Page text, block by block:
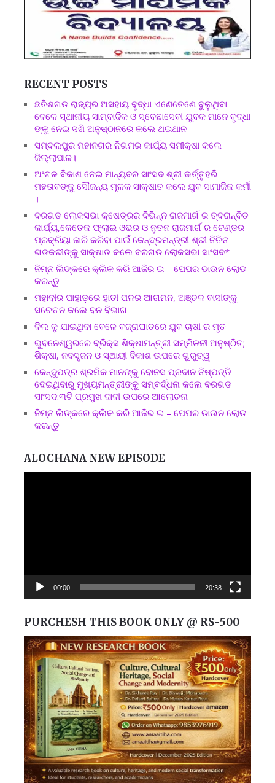
RECENT POSTS
ଛତିଶଗଡ ରାଜ୍ୟର ଅସହାୟ ବୃଦ୍ଧା ଏଣେତେଣେ ବୁଲୁଥିବା
ବେଳେ ସ୍ଥାନୀୟ ସାମ୍ବାଦିକ ଓ ସ୍ବେଛାସେବୀ ଯୁବକ ମାନେ ବୃଦ୍ଧା
ଙ୍କୁ ନେଇ ସଖି ଅନୁଷ୍ଠାନରେ କଲେ ଥଇଥାନ
ସମ୍ବଲପୁର ମହାନଗର ନିଗମର କାର୍ଯ୍ୟ ସମୀକ୍ଷା କଲେ
ଜିଲ୍ଲାପାଳ।
ଅଂଚଳ ବିକାଶ ନେଇ ମାନ୍ୟବର ସାଂସଦ ଶ୍ରୀ ଭର୍ତ୍ତୃହରି
ମହତାବଙ୍କୁ ସୌଜନ୍ୟ ମୂଳକ ସାକ୍ଷାତ କଲେ ଯୁବ ସାମାଜିକ କର୍ମୀ
।
ବରଗଡ ଲୋକସଭା କ୍ଷେତ୍ରର ବିଭିନ୍ନ ରାଜମାର୍ଗ ର ତ୍ବରାନ୍ବିତ
କାର୍ଯ୍ୟ,କେତେକ ଫ୍ଲାଇ ଓଭର ଓ ନୁତନ ରାଜମାର୍ଗ ର ଟେଣ୍ଡର
ପ୍ରକ୍ରିୟା ଜାରି କରିବା ପାଇଁ କେନ୍ଦ୍ରମନ୍ତ୍ରୀ ଶ୍ରୀ ନିତିନ
ଗଡକରୀଙ୍କୁ ସାକ୍ଷାତ କଲେ ବରଗଡ ଲୋକସଭା ସାଂସଦ*
ନିମ୍ନ ଲିଙ୍କରେ କ୍ଲିକ କରି ଆଜିର ଇ – ପେପର ଡାଉନ ଲୋଡ
କରନ୍ତୁ
ମହାବୀର ପାହାଡ଼ରେ ହାତୀ ପଳର ଆଗମନ, ଅଞ୍ଚଳ ବାସୀଙ୍କୁ
ସଚେତନ କଲେ ବନ ବିଭାଗ
ବିଲ କୁ ଯାଇଥିବା ବେଳେ ବଜ୍ରାଘାତରେ ଯୁବ ଚାଷୀ ର ମୃତ
ଭୁବନେଶ୍ୱରରେ ବ୍ରିକ୍ସ ଶିକ୍ଷାମନ୍ତ୍ରୀ ସମ୍ମିଳନୀ ଅନୁଷ୍ଠିତ;
ଶିକ୍ଷା, ନବସୃଜନ ଓ ସ୍ଥାୟୀ ବିକାଶ ଉପରେ ଗୁରୁତ୍ୱ
କେନ୍ଦୁପତ୍ର ଶ୍ରମିକ ମାନଙ୍କୁ ବୋନସ ପ୍ରଦାନ ନିଷ୍ପତ୍ତି
ଦେଇଥିବାରୁ ମୁଖ୍ୟମନ୍ତ୍ରୀଙ୍କୁ ସମ୍ବର୍ଦ୍ଧନା କଲେ ବରଗଡ
ସାଂସଦ:୩ଟି ପ୍ରମୁଖ ଦାବୀ ଉପରେ ଆଲୋଚନା
ନିମ୍ନ ଲିଙ୍କରେ କ୍ଲିକ କରି ଆଜିର ଇ – ପେପର ଡାଉନ ଲୋଡ
କରନ୍ତୁ
ALOCHANA NEW EPISODE
00:00 20:38
PURCHESH THIS BOOK ONLY @ RS-500